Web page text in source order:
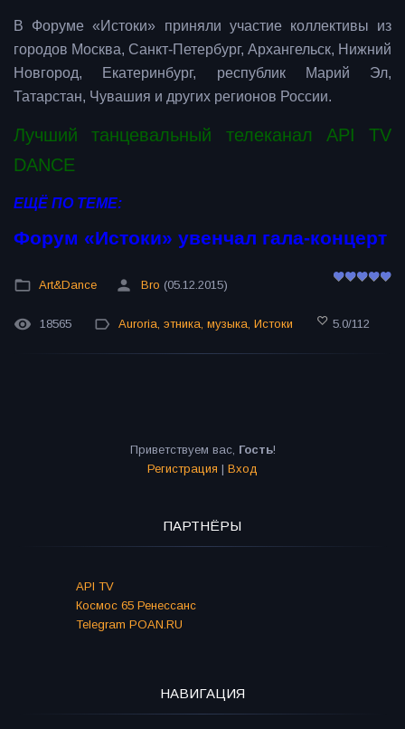
В Форуме «Истоки» приняли участие коллективы из
городов Москва, Санкт-Петербург, Архангельск, Нижний
Новгород, Екатеринбург, республик Марий Эл,
Татарстан, Чувашия и других регионов России.
Лучший танцевальный телеканал API TV
DANCE
ЕЩЁ ПО ТЕМЕ:
Форум «Истоки» увенчал гала-концерт
Art&Dance Bro (05.12.2015)
18565 Auroria, этника, музыка, Истоки 5.0/112
Приветствуем вас, Гость!
Регистрация | Вход
ПАРТНЁРЫ
API TV
Космос 65 Ренессанс
Telegram POAN.RU
НАВИГАЦИЯ